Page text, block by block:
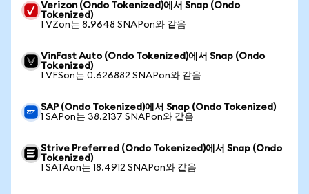
Verizon (Ondo Tokenized)에서 Snap (Ondo
Tokenized)
1 VZon는 8.9648 SNAPon와 같음
VinFast Auto (Ondo Tokenized)에서 Snap (Ondo
Tokenized)
1 VFSon는 0.626882 SNAPon와 같음
SAP (Ondo Tokenized)에서 Snap (Ondo Tokenized)
1 SAPon는 38.2137 SNAPon와 같음
Strive Preferred (Ondo Tokenized)에서 Snap (Ondo
Tokenized)
1 SATAon는 18.4912 SNAPon와 같음